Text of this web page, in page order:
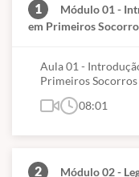
1
Módulo 01 -
em Primeiros
Aula 01 -
Primeiros Socorros
08:01
2 Módulo 02 -